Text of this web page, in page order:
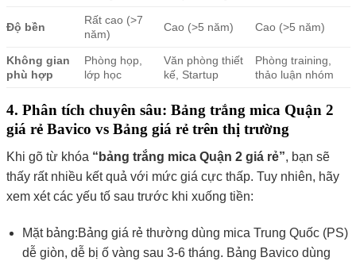
Độ bền
Rất cao (>7
năm)
Cao (>5 năm) Cao (>5 năm)
Không gian
phù hợp
Phòng họp,
lớp học
Văn phòng thiết
kế, Startup
Phòng training,
thảo luận nhóm
4. Phân tích chuyên sâu: Bảng trắng mica Quận 2
giá rẻ Bavico vs Bảng giá rẻ trên thị trường
Khi gõ từ khóa “bảng trắng mica Quận 2 giá rẻ”, bạn sẽ
thấy rất nhiều kết quả với mức giá cực thấp. Tuy nhiên, hãy
xem xét các yếu tố sau trước khi xuống tiền:
Mặt bảng:Bảng giá rẻ thường dùng mica Trung Quốc (PS)
dễ giòn, dễ bị ố vàng sau 3-6 tháng. Bảng Bavico dùng